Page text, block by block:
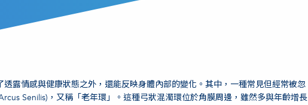
透露情感與健康狀態之外，還能反映身體內部的變化。其中，一種常見但經常被忽
Senilis)，又稱「老年環」。這種弓狀混濁環位於角膜周邊，雖然多與年齡增長